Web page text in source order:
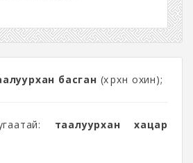
басган (хөөрхөн охин);
таалуурхан хацар